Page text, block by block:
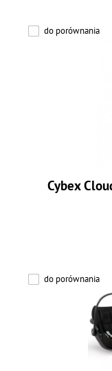
do porównania
Cybex
do porównania